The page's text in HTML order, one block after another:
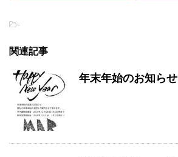
-
関連記事
年末年始のお知らせ